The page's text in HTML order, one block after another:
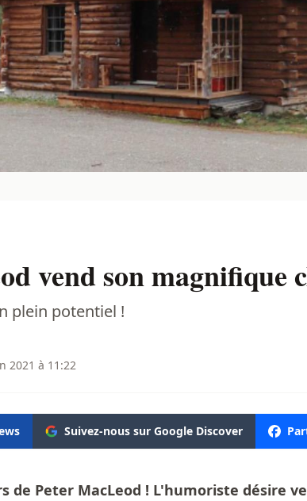
vend son magnifique
plein potentiel !
2021 à 11:22
Suivez-nous sur Google Discover
de Peter MacLeod ! L'humoriste désire